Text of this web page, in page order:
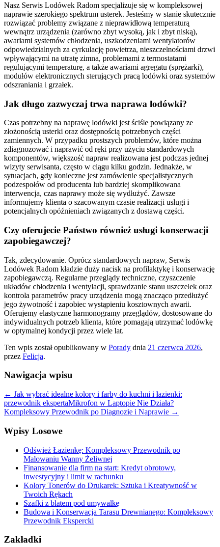
Nasz Serwis Lodówek Radom specjalizuje się w kompleksowej
naprawie szerokiego spektrum usterek. Jesteśmy w stanie skutecznie
rozwiązać problemy związane z nieprawidłową temperaturą
wewnątrz urządzenia (zarówno zbyt wysoką, jak i zbyt niską),
awariami systemów chłodzenia, uszkodzeniami wentylatorów
odpowiedzialnych za cyrkulację powietrza, nieszczelnościami drzwi
wpływającymi na utratę zimna, problemami z termostatami
regulującymi temperaturę, a także awariami agregatu (sprężarki),
modułów elektronicznych sterujących pracą lodówki oraz systemów
odszraniania i grzałek.
Jak długo zazwyczaj trwa naprawa lodówki?
Czas potrzebny na naprawę lodówki jest ściśle powiązany ze
złożonością usterki oraz dostępnością potrzebnych części
zamiennych. W przypadku prostszych problemów, które można
zdiagnozować i naprawić od ręki przy użyciu standardowych
komponentów, większość napraw realizowana jest podczas jednej
wizyty serwisanta, często w ciągu kilku godzin. Jednakże, w
sytuacjach, gdy konieczne jest zamówienie specjalistycznych
podzespołów od producenta lub bardziej skomplikowana
interwencja, czas naprawy może się wydłużyć. Zawsze
informujemy klienta o szacowanym czasie realizacji usługi i
potencjalnych opóźnieniach związanych z dostawą części.
Czy oferujecie Państwo również usługi konserwacji
zapobiegawczej?
Tak, zdecydowanie. Oprócz standardowych napraw, Serwis
Lodówek Radom kładzie duży nacisk na profilaktykę i konserwację
zapobiegawczą. Regularne przeglądy techniczne, czyszczenie
układów chłodzenia i wentylacji, sprawdzanie stanu uszczelek oraz
kontrola parametrów pracy urządzenia mogą znacząco przedłużyć
jego żywotność i zapobiec wystąpieniu kosztownych awarii.
Oferujemy elastyczne harmonogramy przeglądów, dostosowane do
indywidualnych potrzeb klienta, które pomagają utrzymać lodówkę
w optymalnej kondycji przez wiele lat.
Ten wpis został opublikowany w Porady dnia 21 czerwca 2026,
przez Felicja.
Nawigacja wpisu
← Jak wybrać idealne kolory i farby do kuchni i łazienki:
przewodnik ekspertaMikrofon w Laptopie Nie Działa?
Kompleksowy Przewodnik po Diagnozie i Naprawie →
Wpisy Losowe
Odśwież Łazienkę: Kompleksowy Przewodnik po
Malowaniu Wanny Żeliwnej
Finansowanie dla firm na start: Kredyt obrotowy,
inwestycyjny i limit w rachunku
Kolory Tonerów do Drukarek: Sztuka i Kreatywność w
Twoich Rękach
Szafki z blatem pod umywalkę
Budowa i Konserwacja Tarasu Drewnianego: Kompleksowy
Przewodnik Ekspercki
Zakładki